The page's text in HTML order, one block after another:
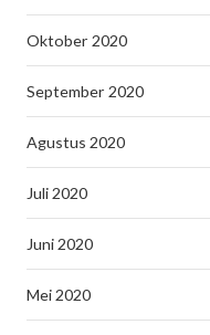
Oktober 2020
September 2020
Agustus 2020
Juli 2020
Juni 2020
Mei 2020